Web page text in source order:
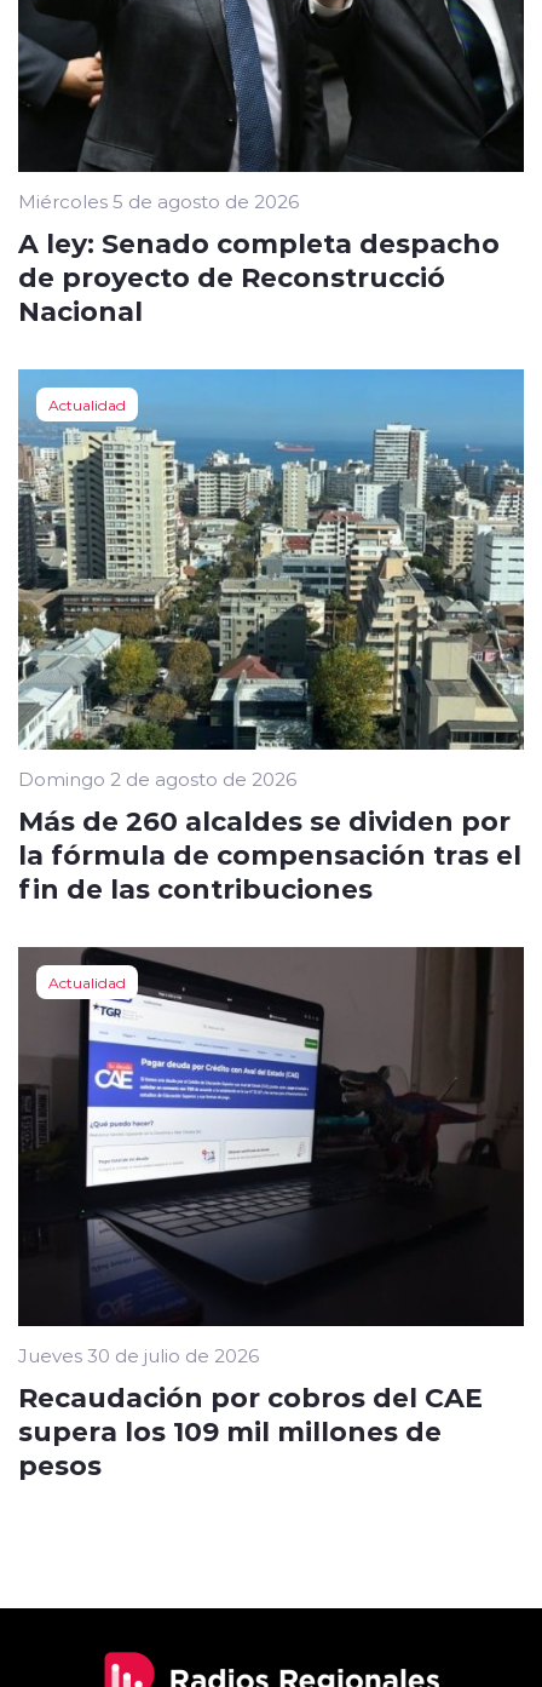
Miércoles 5 de agosto de 2026
A ley: Senado completa despacho
de proyecto de Reconstrucció
Nacional
Actualidad
Domingo 2 de agosto de 2026
Más de 260 alcaldes se dividen por
la fórmula de compensación tras el
fin de las contribuciones
Actualidad
Jueves 30 de julio de 2026
Recaudación por cobros del CAE
supera los 109 mil millones de
pesos